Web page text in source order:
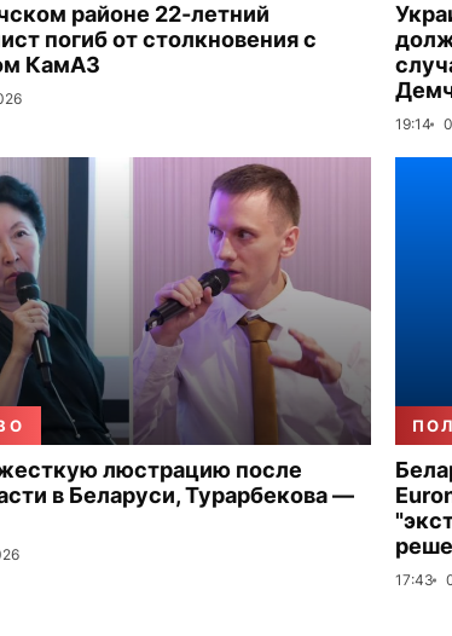
районе 22-летний
погиб от столкновения с
КамАЗ
19:14
люстрацию после
в Беларуси, Турарбекова —
17:43